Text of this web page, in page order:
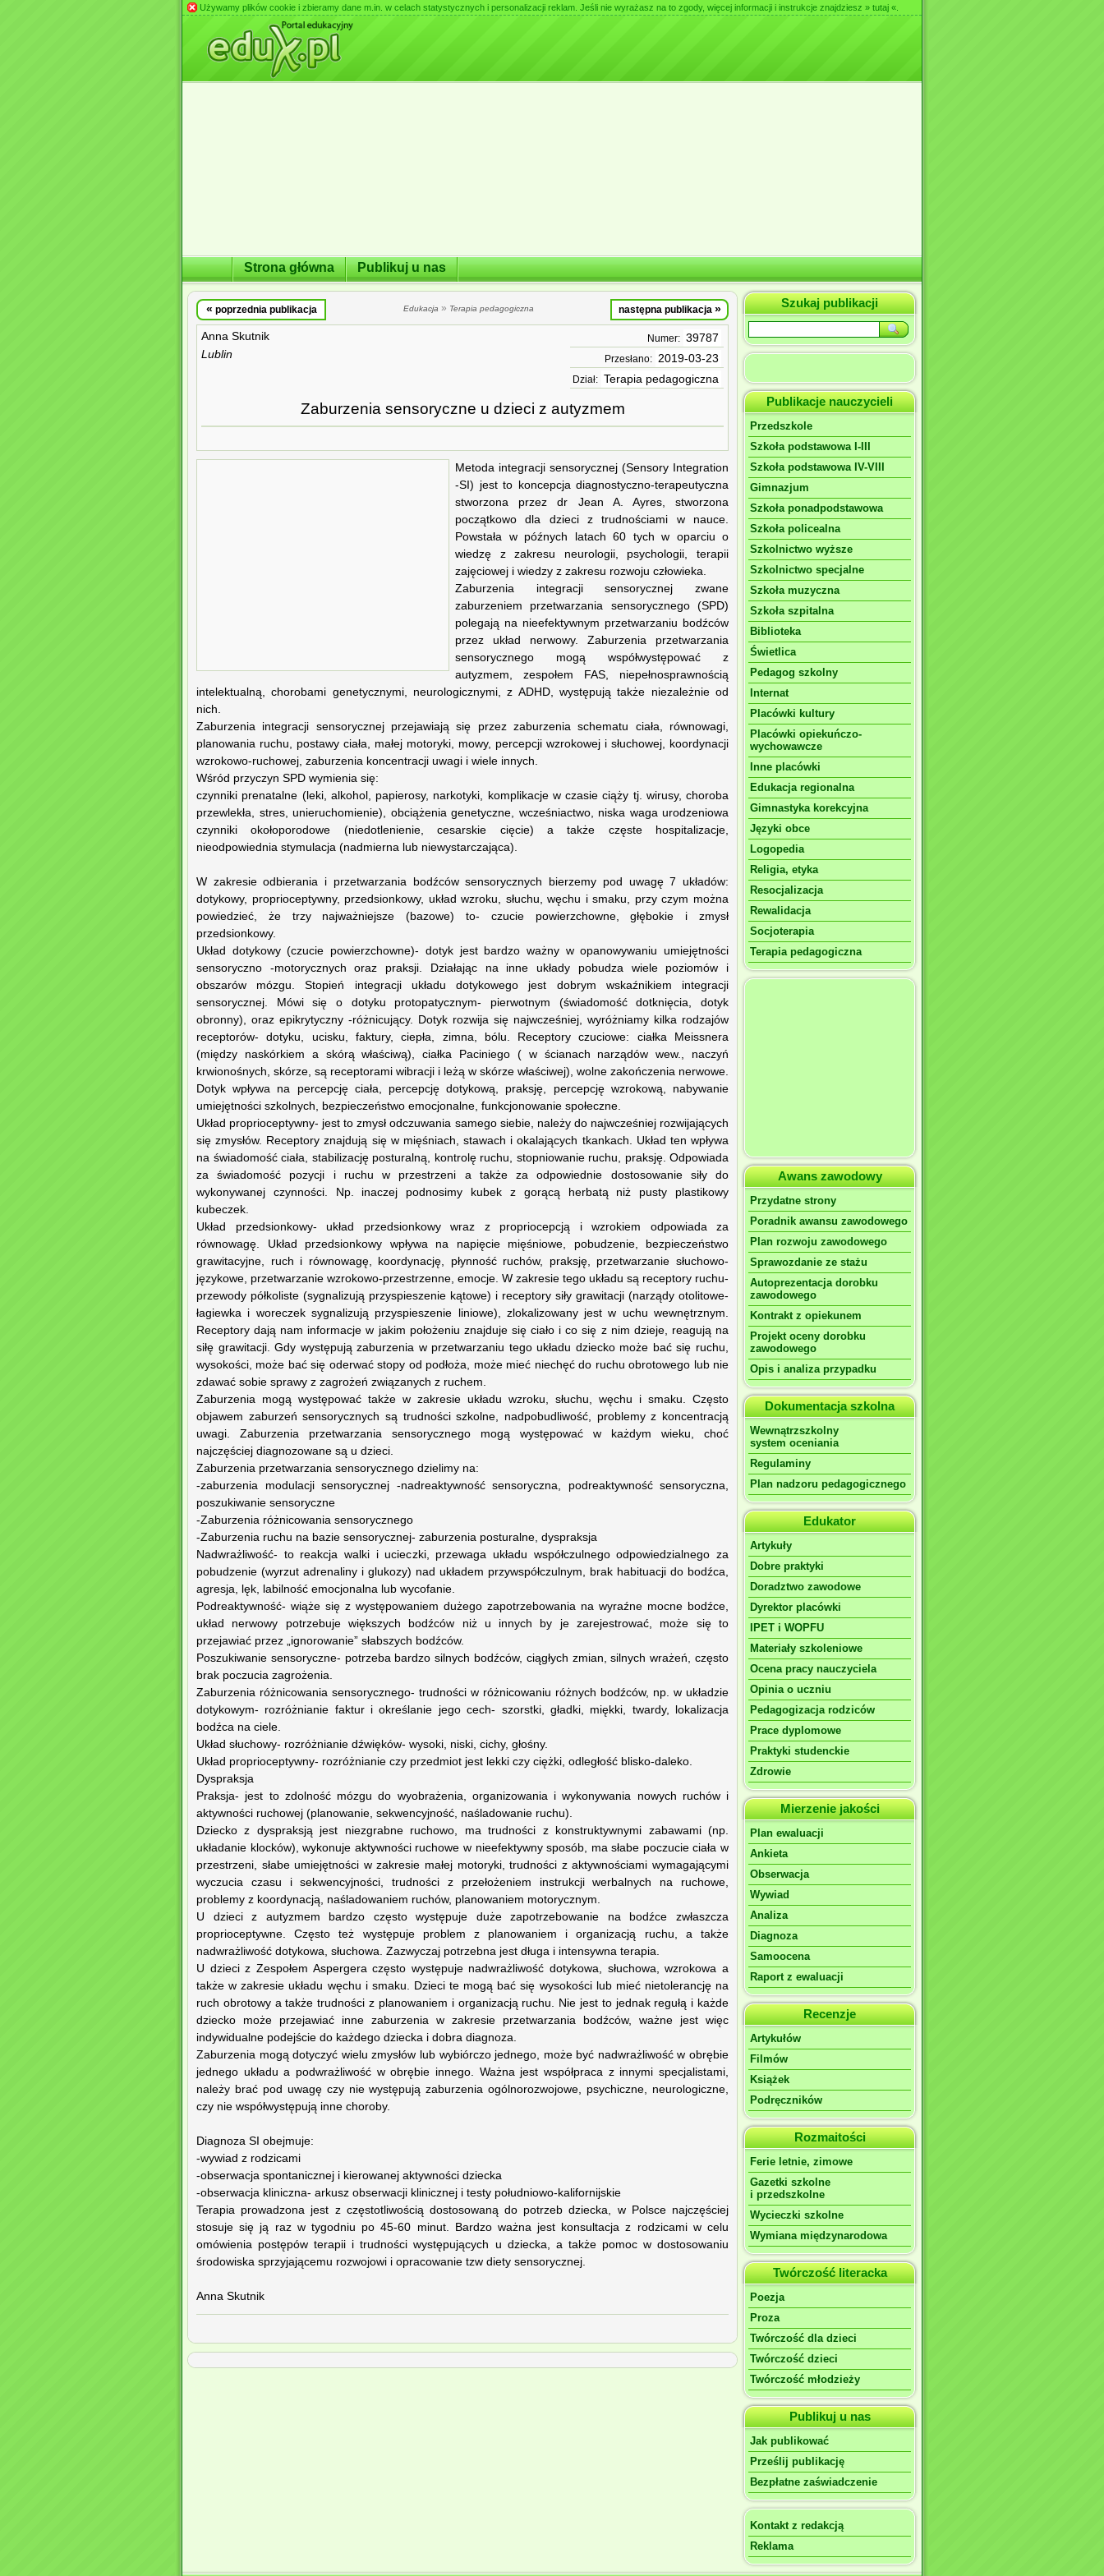
Używamy plików cookie i zbieramy dane m.in. w celach statystycznych i personalizacji reklam. Jeśli nie wyrażasz na to zgody, więcej informacji i instrukcje znajdziesz » tutaj «
Strona główna Publikuj u nas
« poprzednia publikacja Edukacja » Terapia pedagogiczna następna publikacja »
Anna Skutnik
Lublin
Numer: 39787
Przesłano: 2019-03-23
Dział: Terapia pedagogiczna
Zaburzenia sensoryczne u dzieci z autyzmem
Metoda integracji sensorycznej (Sensory Integration
-SI) jest to koncepcja diagnostyczno-terapeutyczna
stworzona przez dr Jean A. Ayres, stworzona
początkowo dla dzieci z trudnościami w nauce.
Powstała w późnych latach 60 tych w oparciu o
wiedzę z zakresu neurologii, psychologii, terapii
zajęciowej i wiedzy z zakresu rozwoju człowieka.
Zaburzenia integracji sensorycznej zwane
zaburzeniem przetwarzania sensorycznego (SPD)
polegają na nieefektywnym przetwarzaniu bodźców
przez układ nerwowy. Zaburzenia przetwarzania
sensorycznego mogą współwystępować z
autyzmem, zespołem FAS, niepełnosprawnością
intelektualną, chorobami genetycznymi, neurologicznymi, z ADHD, występują także niezależnie od
nich.
Zaburzenia integracji sensorycznej przejawiają się przez zaburzenia schematu ciała, równowagi,
planowania ruchu, postawy ciała, małej motoryki, mowy, percepcji wzrokowej i słuchowej, koordynacji
wzrokowo-ruchowej, zaburzenia koncentracji uwagi i wiele innych.
Wśród przyczyn SPD wymienia się:
czynniki prenatalne (leki, alkohol, papierosy, narkotyki, komplikacje w czasie ciąży tj. wirusy, choroba
przewlekła, stres, unieruchomienie), obciążenia genetyczne, wcześniactwo, niska waga urodzeniowa
czynniki okołoporodowe (niedotlenienie, cesarskie cięcie) a także częste hospitalizacje,
nieodpowiednia stymulacja (nadmierna lub niewystarczająca).
W zakresie odbierania i przetwarzania bodźców sensorycznych bierzemy pod uwagę 7 układów:
dotykowy, proprioceptywny, przedsionkowy, układ wzroku, słuchu, węchu i smaku, przy czym można
powiedzieć, że trzy najważniejsze (bazowe) to- czucie powierzchowne, głębokie i zmysł
przedsionkowy.
Układ dotykowy (czucie powierzchowne)- dotyk jest bardzo ważny w opanowywaniu umiejętności
sensoryczno -motorycznych oraz praksji. Działając na inne układy pobudza wiele poziomów i
obszarów mózgu. Stopień integracji układu dotykowego jest dobrym wskaźnikiem integracji
sensorycznej. Mówi się o dotyku protopatycznym- pierwotnym (świadomość dotknięcia, dotyk
obronny), oraz epikrytyczny -różnicujący. Dotyk rozwija się najwcześniej, wyróżniamy kilka rodzajów
receptorów- dotyku, ucisku, faktury, ciepła, zimna, bólu. Receptory czuciowe: ciałka Meissnera
(między naskórkiem a skórą właściwą), ciałka Paciniego ( w ścianach narządów wew., naczyń
krwionośnych, skórze, są receptorami wibracji i leżą w skórze właściwej), wolne zakończenia nerwowe.
Dotyk wpływa na percepcję ciała, percepcję dotykową, praksję, percepcję wzrokową, nabywanie
umiejętności szkolnych, bezpieczeństwo emocjonalne, funkcjonowanie społeczne.
Układ proprioceptywny- jest to zmysł odczuwania samego siebie, należy do najwcześniej rozwijających
się zmysłów. Receptory znajdują się w mięśniach, stawach i okalających tkankach. Układ ten wpływa
na świadomość ciała, stabilizację posturalną, kontrolę ruchu, stopniowanie ruchu, praksję. Odpowiada
za świadomość pozycji i ruchu w przestrzeni a także za odpowiednie dostosowanie siły do
wykonywanej czynności. Np. inaczej podnosimy kubek z gorącą herbatą niż pusty plastikowy
kubeczek.
Układ przedsionkowy- układ przedsionkowy wraz z propriocepcją i wzrokiem odpowiada za
równowagę. Układ przedsionkowy wpływa na napięcie mięśniowe, pobudzenie, bezpieczeństwo
grawitacyjne, ruch i równowagę, koordynację, płynność ruchów, praksję, przetwarzanie słuchowo-
językowe, przetwarzanie wzrokowo-przestrzenne, emocje. W zakresie tego układu są receptory ruchu-
przewody półkoliste (sygnalizują przyspieszenie kątowe) i receptory siły grawitacji (narządy otolitowe-
łagiewka i woreczek sygnalizują przyspieszenie liniowe), zlokalizowany jest w uchu wewnętrznym.
Receptory dają nam informacje w jakim położeniu znajduje się ciało i co się z nim dzieje, reagują na
siłę grawitacji. Gdy występują zaburzenia w przetwarzaniu tego układu dziecko może bać się ruchu,
wysokości, może bać się oderwać stopy od podłoża, może mieć niechęć do ruchu obrotowego lub nie
zdawać sobie sprawy z zagrożeń związanych z ruchem.
Zaburzenia mogą występować także w zakresie układu wzroku, słuchu, węchu i smaku. Często
objawem zaburzeń sensorycznych są trudności szkolne, nadpobudliwość, problemy z koncentracją
uwagi. Zaburzenia przetwarzania sensorycznego mogą występować w każdym wieku, choć
najczęściej diagnozowane są u dzieci.
Zaburzenia przetwarzania sensorycznego dzielimy na:
-zaburzenia modulacji sensorycznej -nadreaktywność sensoryczna, podreaktywność sensoryczna,
poszukiwanie sensoryczne
-Zaburzenia różnicowania sensorycznego
-Zaburzenia ruchu na bazie sensorycznej- zaburzenia posturalne, dyspraksja
Nadwrażliwość- to reakcja walki i ucieczki, przewaga układu współczulnego odpowiedzialnego za
pobudzenie (wyrzut adrenaliny i glukozy) nad układem przywspółczulnym, brak habituacji do bodźca,
agresja, lęk, labilność emocjonalna lub wycofanie.
Podreaktywność- wiąże się z występowaniem dużego zapotrzebowania na wyraźne mocne bodźce,
układ nerwowy potrzebuje większych bodźców niż u innych by je zarejestrować, może się to
przejawiać przez „ignorowanie” słabszych bodźców.
Poszukiwanie sensoryczne- potrzeba bardzo silnych bodźców, ciągłych zmian, silnych wrażeń, często
brak poczucia zagrożenia.
Zaburzenia różnicowania sensorycznego- trudności w różnicowaniu różnych bodźców, np. w układzie
dotykowym- rozróżnianie faktur i określanie jego cech- szorstki, gładki, miękki, twardy, lokalizacja
bodźca na ciele.
Układ słuchowy- rozróżnianie dźwięków- wysoki, niski, cichy, głośny.
Układ proprioceptywny- rozróżnianie czy przedmiot jest lekki czy ciężki, odległość blisko-daleko.
Dyspraksja
Praksja- jest to zdolność mózgu do wyobrażenia, organizowania i wykonywania nowych ruchów i
aktywności ruchowej (planowanie, sekwencyjność, naśladowanie ruchu).
Dziecko z dyspraksją jest niezgrabne ruchowo, ma trudności z konstruktywnymi zabawami (np.
układanie klocków), wykonuje aktywności ruchowe w nieefektywny sposób, ma słabe poczucie ciała w
przestrzeni, słabe umiejętności w zakresie małej motoryki, trudności z aktywnościami wymagającymi
wyczucia czasu i sekwencyjności, trudności z przełożeniem instrukcji werbalnych na ruchowe,
problemy z koordynacją, naśladowaniem ruchów, planowaniem motorycznym.
U dzieci z autyzmem bardzo często występuje duże zapotrzebowanie na bodźce zwłaszcza
proprioceptywne. Często też występuje problem z planowaniem i organizacją ruchu, a także
nadwrażliwość dotykowa, słuchowa. Zazwyczaj potrzebna jest długa i intensywna terapia.
U dzieci z Zespołem Aspergera często występuje nadwrażliwość dotykowa, słuchowa, wzrokowa a
także w zakresie układu węchu i smaku. Dzieci te mogą bać się wysokości lub mieć nietolerancję na
ruch obrotowy a także trudności z planowaniem i organizacją ruchu. Nie jest to jednak regułą i każde
dziecko może przejawiać inne zaburzenia w zakresie przetwarzania bodźców, ważne jest więc
indywidualne podejście do każdego dziecka i dobra diagnoza.
Zaburzenia mogą dotyczyć wielu zmysłów lub wybiórczo jednego, może być nadwrażliwość w obrębie
jednego układu a podwrażliwość w obrębie innego. Ważna jest współpraca z innymi specjalistami,
należy brać pod uwagę czy nie występują zaburzenia ogólnorozwojowe, psychiczne, neurologiczne,
czy nie współwystępują inne choroby.
Diagnoza SI obejmuje:
-wywiad z rodzicami
-obserwacja spontanicznej i kierowanej aktywności dziecka
-obserwacja kliniczna- arkusz obserwacji klinicznej i testy południowo-kalifornijskie
Terapia prowadzona jest z częstotliwością dostosowaną do potrzeb dziecka, w Polsce najczęściej
stosuje się ją raz w tygodniu po 45-60 minut. Bardzo ważna jest konsultacja z rodzicami w celu
omówienia postępów terapii i trudności występujących u dziecka, a także pomoc w dostosowaniu
środowiska sprzyjającemu rozwojowi i opracowanie tzw diety sensorycznej.
Anna Skutnik
Szukaj publikacji
Publikacje nauczycieli
Przedszkole
Szkoła podstawowa I-III
Szkoła podstawowa IV-VIII
Gimnazjum
Szkoła ponadpodstawowa
Szkoła policealna
Szkolnictwo wyższe
Szkolnictwo specjalne
Szkoła muzyczna
Szkoła szpitalna
Biblioteka
Świetlica
Pedagog szkolny
Internat
Placówki kultury
Placówki opiekuńczo-
wychowawcze
Inne placówki
Edukacja regionalna
Gimnastyka korekcyjna
Języki obce
Logopedia
Religia, etyka
Resocjalizacja
Rewalidacja
Socjoterapia
Terapia pedagogiczna
Awans zawodowy
Przydatne strony
Poradnik awansu zawodowego
Plan rozwoju zawodowego
Sprawozdanie ze stażu
Autoprezentacja dorobku
zawodowego
Kontrakt z opiekunem
Projekt oceny dorobku
zawodowego
Opis i analiza przypadku
Dokumentacja szkolna
Wewnątrzszkolny
system oceniania
Regulaminy
Plan nadzoru pedagogicznego
Edukator
Artykuły
Dobre praktyki
Doradztwo zawodowe
Dyrektor placówki
IPET i WOPFU
Materiały szkoleniowe
Ocena pracy nauczyciela
Opinia o uczniu
Pedagogizacja rodziców
Prace dyplomowe
Praktyki studenckie
Zdrowie
Mierzenie jakości
Plan ewaluacji
Ankieta
Obserwacja
Wywiad
Analiza
Diagnoza
Samoocena
Raport z ewaluacji
Recenzje
Artykułów
Filmów
Książek
Podręczników
Rozmaitości
Ferie letnie, zimowe
Gazetki szkolne
i przedszkolne
Wycieczki szkolne
Wymiana międzynarodowa
Twórczość literacka
Poezja
Proza
Twórczość dla dzieci
Twórczość dzieci
Twórczość młodzieży
Publikuj u nas
Jak publikować
Prześlij publikację
Bezpłatne zaświadczenie
Kontakt z redakcją
Reklama